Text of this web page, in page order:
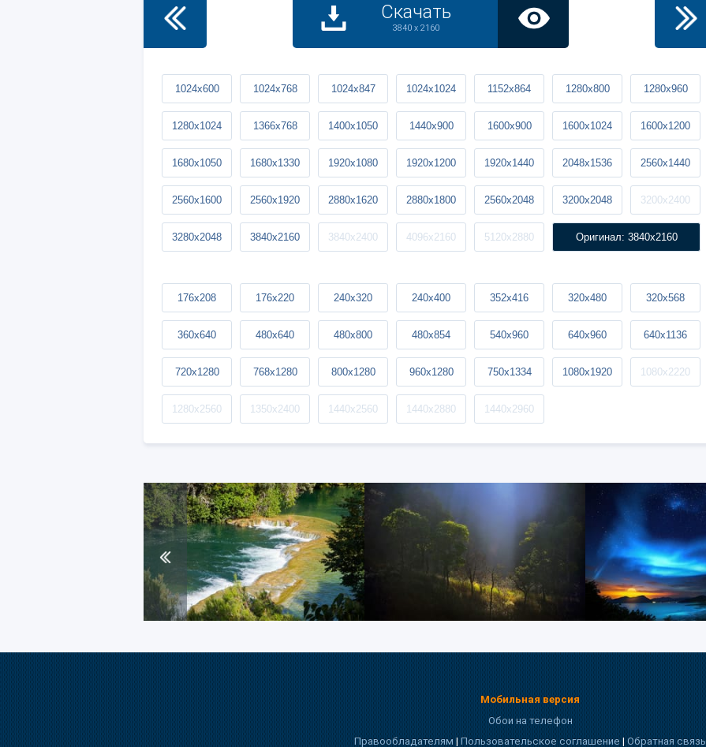
Скачать
3840 x 2160
1024x600 1024x768 1024x847 1024x1024 1152x864 1280x800 1280x960
1280x1024 1366x768 1400x1050 1440x900 1600x900 1600x1024 1600x1200
1680x1050 1680x1330 1920x1080 1920x1200 1920x1440 2048x1536 2560x1440
2560x1600 2560x1920 2880x1620 2880x1800 2560x2048 3200x2048 3200x2400
3280x2048 3840x2160 3840x2400 4096x2160 5120x2880 Оригинал: 3840x2160
176x208 176x220 240x320 240x400 352x416 320x480 320x568
360x640 480x640 480x800 480x854 540x960 640x960 640x1136
720x1280 768x1280 800x1280 960x1280 750x1334 1080x1920 1080x2220
1280x2560 1350x2400 1440x2560 1440x2880 1440x2960
Мобильная версия
Обои на телефон
Правообладателям|Пользовательское соглашение|Обратная связь